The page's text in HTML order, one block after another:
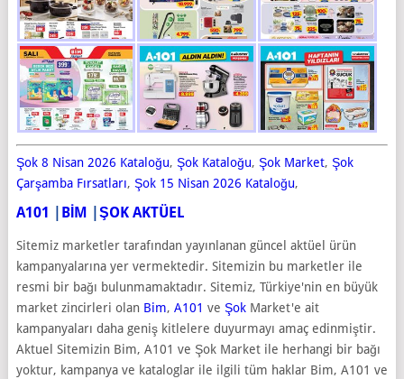
Şok 8 Nisan 2026 Kataloğu, Şok Kataloğu, Şok Market, Şok
Çarşamba Fırsatları, Şok 15 Nisan 2026 Kataloğu,
A101 BİM ŞOK AKTÜEL
Sitemiz marketler tarafından yayınlanan güncel aktüel ürün
kampanyalarına yer vermektedir. Sitemizin bu marketler ile
resmi bir bağı bulunmamaktadır. Sitemiz, Türkiye'nin en büyük
market zincirleri olan Bim, A101 ve ŞokMarket'e ait
kampanyaları daha geniş kitlelere duyurmayı amaç edinmiştir.
Aktuel Sitemizin Bim, A101 ve Şok Market ile herhangi bir bağı
yoktur, kampanya ve kataloglar ile ilgili tüm haklar Bim, A101 ve